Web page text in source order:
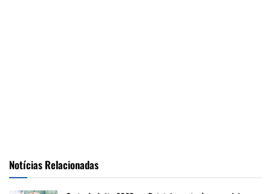
Notícias Relacionadas